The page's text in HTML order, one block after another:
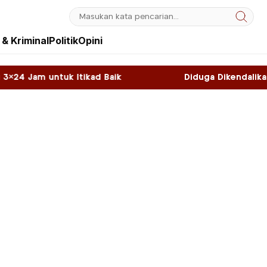
KriminalPolitikOpini
Baik Diduga Dikendalikan WNA, Sky Game di